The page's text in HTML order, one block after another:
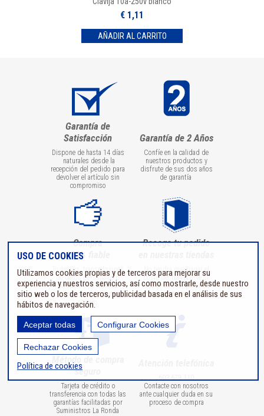
€ 1,11
Garantía de
Satisfacción
Dispone de hasta 14 días
naturales desde la
recepción del pedido para
devolver el artículo sin
compromiso
Garantía de 2 Años
Confíe en la calidad de
nuestros productos y
disfrute de sus dos años
de garantía
Compra
100% fiable
Todas las transmisiones
de datos personales o
bancarios se realizan
utilizando un entorno
seguro
Recoge tu pedido
No tendrá que pagar el
coste del transporte si
recoge en cualquiera de
nuestras delegaciones
Método de compra
seguro
Tarjeta de crédito o
transferencia con todas las
garantías facilitadas por
Suministros La Ronda
603 679 110
Contacte con nosotros
ante cualquier duda en su
proceso de compra
USO DE COOKIES
Utilizamos cookies propias y de terceros para mejorar su
experiencia y nuestros servicios, así como mostrarle, desde nuestro
sitio web o los de terceros, publicidad basada en el análisis de sus
hábitos de navegación.
Aceptar todas Configurar Cookies
Rechazar Cookies
Política de cookies